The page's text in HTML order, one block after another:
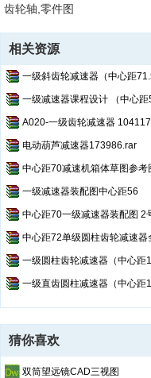
齿轮轴,零件图
相关资源
一级斜齿轮减速器（中心距
一级减速器课程设计 （中心
A020-一级齿轮减速器
电动葫芦减速器173986.rar
中心距70减速机箱体草图参考
一级减速器装配图中心距56
中心距70一级减速器装配图 2
中心距72单级圆柱齿轮减速器
一级圆柱齿轮减速器（中心距
一级直齿圆柱减速器（中心
猜你喜欢
双筒望远镜CAD三视图